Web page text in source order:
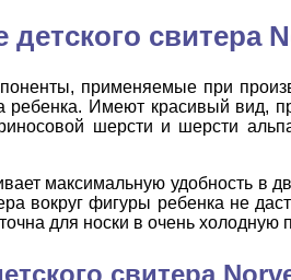
детского свитера
применяемые при
ребенка. Имеют красивый вид,
шерсти и шерсти
максимальную удобность в
вокруг фигуры ребенка не
для носки в очень
свитера